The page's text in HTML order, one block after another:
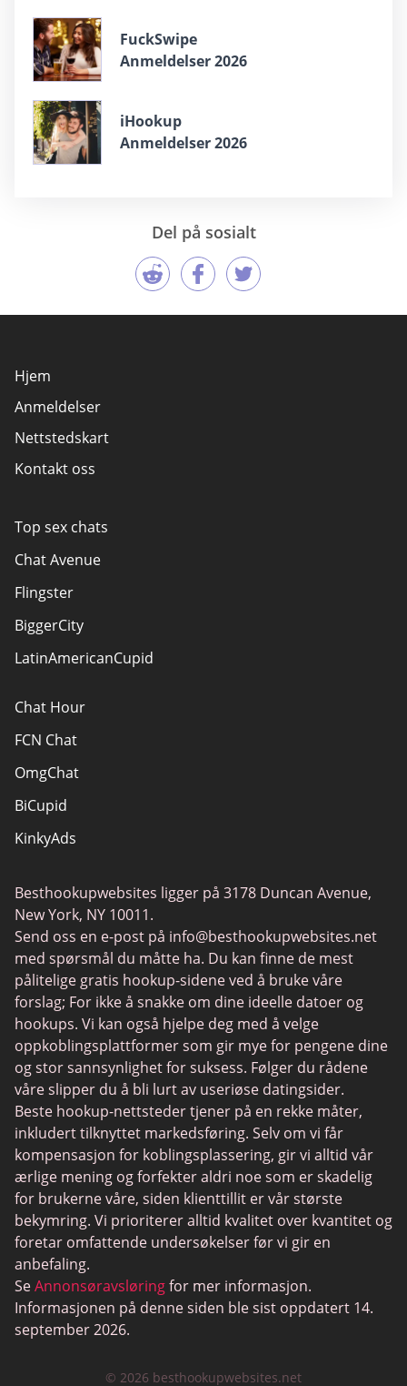
FuckSwipe
Anmeldelser 2026
iHookup
Anmeldelser 2026
Del på sosialt
Hjem
Anmeldelser
Nettstedskart
Kontakt oss
Top sex chats
Chat Avenue
Flingster
BiggerCity
LatinAmericanCupid
Chat Hour
FCN Chat
OmgChat
BiCupid
KinkyAds
Together2Night
MyLOL
Swingtowns
Instabang
Besthookupwebsites ligger på 3178 Duncan Avenue,
New York, NY 10011.
Send oss en e-post på info@besthookupwebsites.net
med spørsmål du måtte ha. Du kan finne de mest
pålitelige gratis hookup-sidene ved å bruke våre
forslag; For ikke å snakke om dine ideelle datoer og
hookups. Vi kan også hjelpe deg med å velge
oppkoblingsplattformer som gir mye for pengene dine
og stor sannsynlighet for suksess. Følger du rådene
våre slipper du å bli lurt av useriøse datingsider.
Beste hookup-nettsteder tjener på en rekke måter,
inkludert tilknyttet markedsføring. Selv om vi får
kompensasjon for koblingsplassering, gir vi alltid vår
ærlige mening og forfekter aldri noe som er skadelig
for brukerne våre, siden klienttillit er vår største
bekymring. Vi prioriterer alltid kvalitet over kvantitet og
foretar omfattende undersøkelser før vi gir en
anbefaling.
SeAnnonsøravsløringfor mer informasjon.
Informasjonen på denne siden ble sist oppdatert 14.
september 2026.
© 2026 besthookupwebsites.net